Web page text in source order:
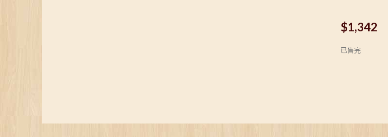
$1,342
已售完